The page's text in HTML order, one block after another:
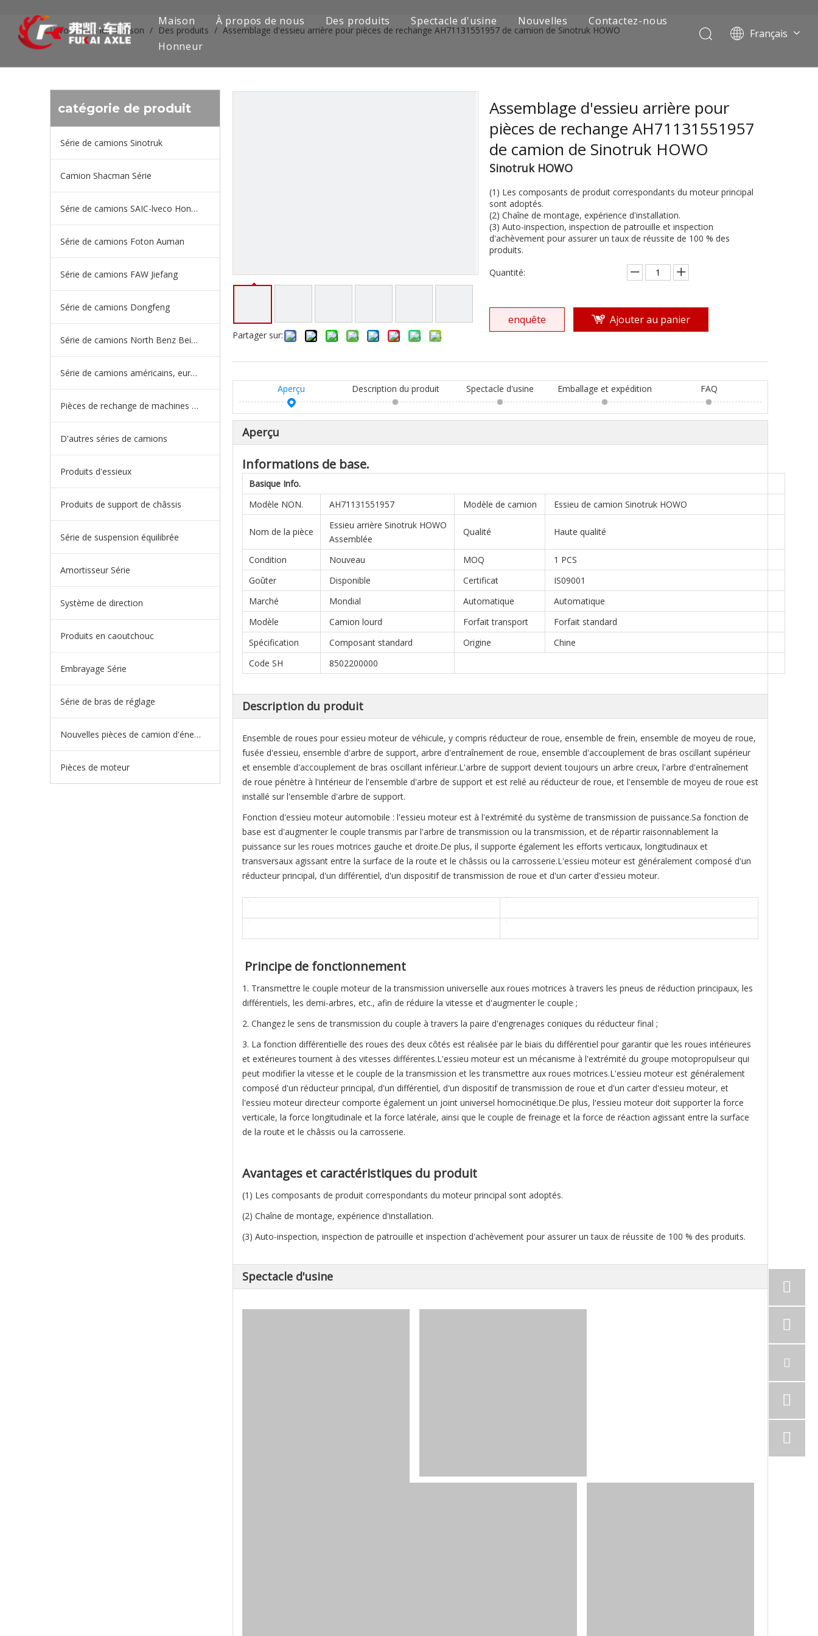
Maison À propos de nous Des produits
Série de camions SAIC-lveco Hongyan
Série de camions européens et japonais
Pièces de rechange de machines d'ingénierie de camion minier
Spectacle d'usine Nouvelles
Contactez-nous
Honneur
Français
Pусский
Vous êtes ici: Maison / Des produits / Assemblage d'essieu arrière pour pièces de rechange AH71131551957 de camion de Sinotruk HOWO
catégorie de produit
Série de camions Sinotruk
Camion Shacman Série
Série de camions SAIC-lveco Hongyan
Série de camions Foton Auman
Série de camions FAW Jiefang
Série de camions Dongfeng
Série de camions North Benz Beiben
Série de camions américains, européens et japonais
Pièces de rechange de machines d'ingénierie de camion minier
D'autres séries de camions
Produits d'essieux
Produits de support de châssis
Série de suspension équilibrée
Amortisseur Série
Système de direction
Produits en caoutchouc
Embrayage Série
Série de bras de réglage
Nouvelles pièces de camion d'énergie
Pièces de moteur
Partager sur:
Assemblage d'essieu arrière pour
pièces de rechange AH71131551957
de camion de Sinotruk HOWO
Sinotruk HOWO
(1) Les composants de produit correspondants du moteur principal
sont adoptés.
(2) Chaîne de montage, expérience d'installation.
(3) Auto-inspection, inspection de patrouille et inspection
d'achèvement pour assurer un taux de réussite de 100 % des
produits.
Quantité:
enquête Ajouter au panier
Aperçu Description du produit Spectacle d'usine Emballage et expédition FAQ
Aperçu
Informations de base.
Basique Info.
Modèle NON.
AH71131551957 Modèle de camion Essieu de camion Sinotruk HOWO
Nom de la pièce
Essieu arrière Sinotruk HOWO
Assemblée
Qualité Haute qualité
Condition Nouveau MOQ
1 PCS
Goûter
Disponible Certificat
IS09001
Marché
Mondial Automatique
Automatique
Modèle
Camion lourd Forfait transport
Forfait standard
Spécification
Composant standard Origine
Chine
Code SH
8502200000
Description du produit
Ensemble de roues pour essieu moteur de véhicule, y compris réducteur de roue, ensemble de frein, ensemble de moyeu de roue,
fusée d'essieu, ensemble d'arbre de support, arbre d'entraînement de roue, ensemble d'accouplement de bras oscillant supérieur
et ensemble d'accouplement de bras oscillant inférieur.L'arbre de support devient toujours un arbre creux, l'arbre d'entraînement
de roue pénètre à l'intérieur de l'ensemble d'arbre de support et est relié au réducteur de roue, et l'ensemble de moyeu de roue est
installé sur l'ensemble d'arbre de support.
Fonction d'essieu moteur automobile : l'essieu moteur est à l'extrémité du système de transmission de puissance.Sa fonction de
base est d'augmenter le couple transmis par l'arbre de transmission ou la transmission, et de répartir raisonnablement la
puissance sur les roues motrices gauche et droite.De plus, il supporte également les efforts verticaux, longitudinaux et
transversaux agissant entre la surface de la route et le châssis ou la carrosserie.L'essieu moteur est généralement composé d'un
réducteur principal, d'un différentiel, d'un dispositif de transmission de roue et d'un carter d'essieu moteur.
Principe de fonctionnement
1. Transmettre le couple moteur de la transmission universelle aux roues motrices à travers les pneus de réduction principaux, les
différentiels, les demi-arbres, etc., afin de réduire la vitesse et d'augmenter le couple ;
2. Changez le sens de transmission du couple à travers la paire d'engrenages coniques du réducteur final ;
3. La fonction différentielle des roues des deux côtés est réalisée par le biais du différentiel pour garantir que les roues intérieures
et extérieures tournent à des vitesses différentes.L'essieu moteur est un mécanisme à l'extrémité du groupe motopropulseur qui
peut modifier la vitesse et le couple de la transmission et les transmettre aux roues motrices.L'essieu moteur est généralement
composé d'un réducteur principal, d'un différentiel, d'un dispositif de transmission de roue et d'un carter d'essieu moteur, et
l'essieu moteur directeur comporte également un joint universel homocinétique.De plus, l'essieu moteur doit supporter la force
verticale, la force longitudinale et la force latérale, ainsi que le couple de freinage et la force de réaction agissant entre la surface
de la route et le châssis ou la carrosserie.
Avantages et caractéristiques du produit
(1) Les composants de produit correspondants du moteur principal sont adoptés.
(2) Chaîne de montage, expérience d'installation.
(3) Auto-inspection, inspection de patrouille et inspection d'achèvement pour assurer un taux de réussite de 100 % des produits.
Spectacle d'usine